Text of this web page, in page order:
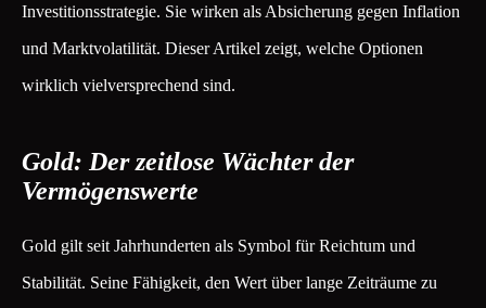
Investitionsstrategie. Sie wirken als Absicherung gegen Inflation
und Marktvolatilität. Dieser Artikel zeigt, welche Optionen
wirklich vielversprechend sind.
Gold: Der zeitlose Wächter der
Vermögenswerte
Gold gilt seit Jahrhunderten als Symbol für Reichtum und
Stabilität. Seine Fähigkeit, den Wert über lange Zeiträume zu